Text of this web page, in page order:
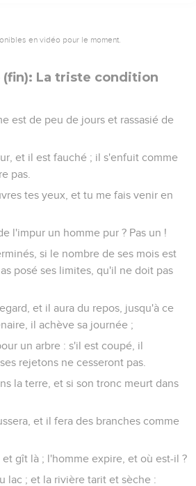
en vidéo pour le moment.
(fin): La triste condition
est de peu de jours et rassasié de
et il est fauché ; il s'enfuit comme
pas.
tes yeux, et tu me fais venir en
l'impur un homme pur ? Pas un !
si le nombre de ses mois est
posé ses limites, qu'il ne doit pas
et il aura du repos, jusqu'à ce
il achève sa journée ;
un arbre : s'il est coupé, il
rejetons ne cesseront pas.
la terre, et si son tronc meurt dans
et il fera des branches comme
gît là ; l'homme expire, et où est-il ?
lac ; et la rivière tarit et sèche :